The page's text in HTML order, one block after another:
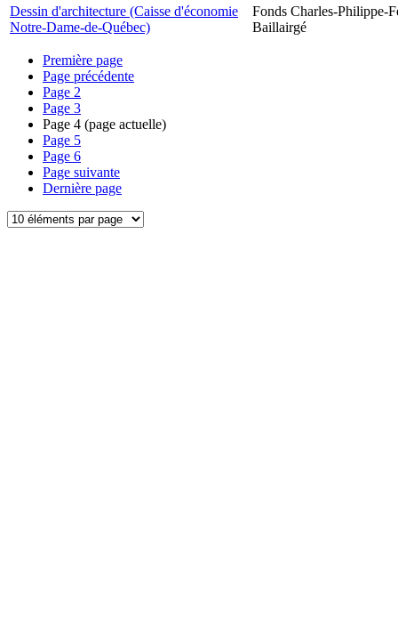
Dessin d'architecture (Caisse d'économie
Notre-Dame-de-Québec)
Fonds Charles-Philippe-
Baillairgé
Première page
Page précédente
Page 2
Page 3
Page 4 (page actuelle)
Page 5
Page 6
Page suivante
Dernière page